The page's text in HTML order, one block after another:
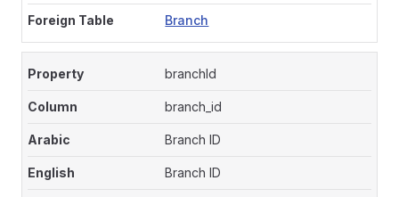
Branch
branchId
branch_id
Branch ID
Branch ID